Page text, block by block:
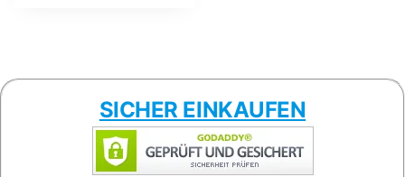
SICHER EINKAUFEN